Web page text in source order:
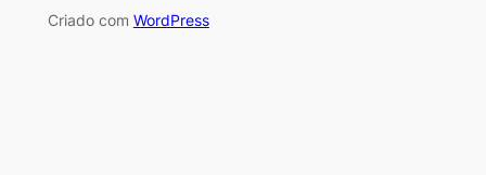
Criado com WordPress